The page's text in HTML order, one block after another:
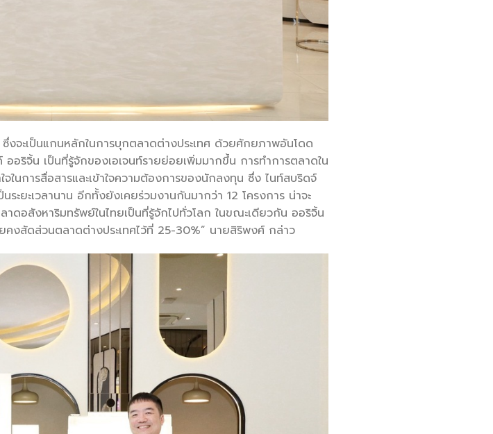
งจะเป็นแกนหลักในการบุกตลาดต่างประเทศ ด้วยศักยภาพอันโดด
อริจิ้น เป็นที่รู้จักของเอเจนท์รายย่อยเพิ่มมากขึ้น การทำการตลาดใน
นการสื่อสารและเข้าใจความต้องการของนักลงทุน ซึ่ง ไนท์สบริดจ์
ะยะเวลานาน อีกทั้งยังเคยร่วมงานกันมากว่า 12 โครงการ น่าจะ
ดอสังหาริมทรัพย์ในไทยเป็นที่รู้จักไปทั่วโลก ในขณะเดียวกัน ออริจิ้น
คงสัดส่วนตลาดต่างประเทศไว้ที่ 25-30%” นายสิริพงศ์ กล่าว